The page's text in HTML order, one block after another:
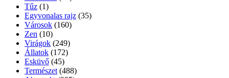
Tűz (1)
Egyvonalas rajz (35)
Városok (160)
Zen (10)
Virágok (249)
Állatok (172)
Esküvő (45)
Természet (488)